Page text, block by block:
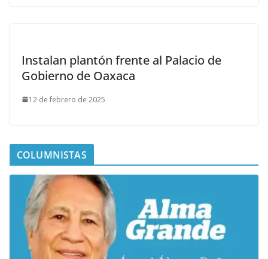
Instalan plantón frente al Palacio de
Gobierno de Oaxaca
12 de febrero de 2025
COLUMNISTAS